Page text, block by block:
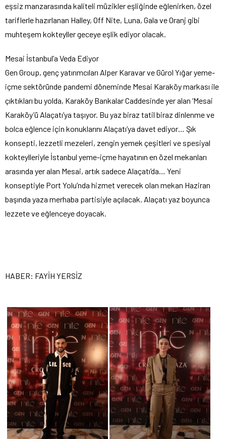
eşsiz manzarasında kaliteli müzikler eşliğinde eğlenirken, özel
tariflerle hazırlanan Halley, Off Nite, Luna, Gala ve Oranj gibi
muhteşem kokteyller geceye eşlik ediyor olacak.
Mesai İstanbul’a Veda Ediyor
Gen Group, genç yatırımcıları Alper Karavar ve Gürol Yığar yeme-
içme sektöründe pandemi döneminde Mesai Karaköy markası ile
çıktıkları bu yolda, Karaköy Bankalar Caddesinde yer alan ‘Mesai
Karaköy’ü Alaçatı’ya taşıyor. Bu yaz biraz tatil biraz dinlenme ve
bolca eğlence için konuklarını Alaçatı’ya davet ediyor… Şık
konsepti, lezzetli mezeleri, zengin yemek çeşitleri ve spesiyal
kokteylleriyle İstanbul yeme-içme hayatının en özel mekanları
arasında yer alan Mesai, artık sadece Alaçatı’da… Yeni
konseptiyle Port Yolu’nda hizmet verecek olan mekan Haziran
başında yaza merhaba partisiyle açılacak. Alaçatı yaz boyunca
lezzete ve eğlenceye doyacak.
HABER: FAYİH YERSİZ